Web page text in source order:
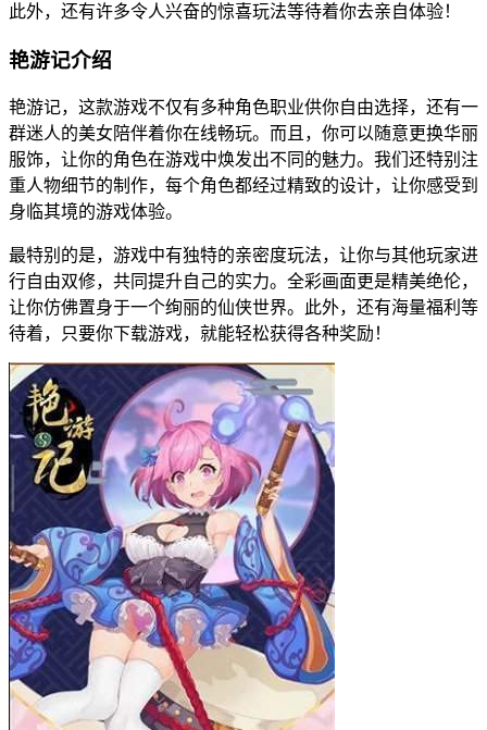
此外，还有许多令人兴奋的惊喜玩法等待着你去亲自体验！
艳游记介绍
艳游记，这款游戏不仅有多种角色职业供你自由选择，还有一
群迷人的美女陪伴着你在线畅玩。而且，你可以随意更换华丽
服饰，让你的角色在游戏中焕发出不同的魅力。我们还特别注
重人物细节的制作，每个角色都经过精致的设计，让你感受到
身临其境的游戏体验。
最特别的是，游戏中有独特的亲密度玩法，让你与其他玩家进
行自由双修，共同提升自己的实力。全彩画面更是精美绝伦，
让你仿佛置身于一个绚丽的仙侠世界。此外，还有海量福利等
待着，只要你下载游戏，就能轻松获得各种奖励！